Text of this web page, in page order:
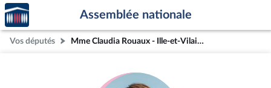
Aller au contenu
Aller en bas de la page
Accèder
à la
page
d'accueil
Assemblée nationale
Vos députés Mme Claudia Rouaux - Ille-et-Vilaine (3e circonscription)